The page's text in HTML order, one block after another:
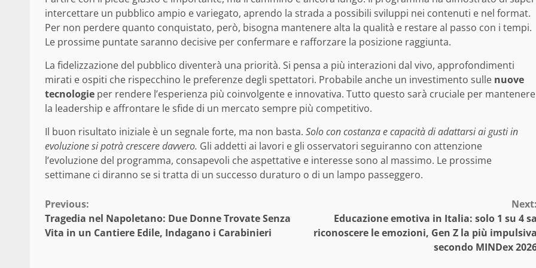
intercettare un pubblico ampio e variegato, aprendo la strada a possibili sviluppi nei contenuti e nel format.
Per non perdere quanto conquistato, però, bisogna mantenere alta la qualità e restare al passo con i tempi.
Le prossime puntate saranno decisive per confermare e rafforzare la posizione raggiunta.
La fidelizzazione del pubblico diventerà una priorità. Si pensa a più interazioni dal vivo, approfondimenti
mirati e ospiti che rispecchino le preferenze degli spettatori. Probabile anche un investimento sulle nuove
tecnologie per rendere l’esperienza più coinvolgente e innovativa. Tutto questo sarà cruciale per mantenere
la leadership e affrontare le sfide di un mercato sempre più competitivo.
Il buon risultato iniziale è un segnale forte, ma non basta. Solo con costanza e capacità di adattarsi ai gusti in
evoluzione si potrà crescere davvero. Gli addetti ai lavori e gli osservatori seguiranno con attenzione
l’evoluzione del programma, consapevoli che aspettative e interesse sono al massimo. Le prossime
settimane ci diranno se si tratta di un successo duraturo o di un lampo passeggero.
Continue
Reading
Previous:
Tragedia nel Napoletano: Due Donne Trovate Senza
Vita in un Cantiere Edile, Indagano i Carabinieri
Next:
Educazione emotiva in Italia: solo 1 su 4 sa
riconoscere le emozioni, Gen Z la più impulsiva
secondo MINDex